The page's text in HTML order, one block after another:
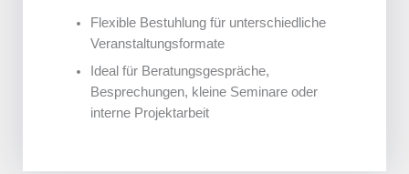
Flexible Bestuhlung für unterschiedliche
Veranstaltungsformate
Ideal für Beratungsgespräche,
Besprechungen, kleine Seminare oder
interne Projektarbeit